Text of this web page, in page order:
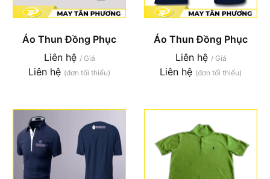
Áo Thun Đồng Phục
Liên hệ / Giá
Liên hệ (đơn tối thiểu)
Áo Thun Đồng Phục
Liên hệ / Giá
Liên hệ (đơn tối thiểu)